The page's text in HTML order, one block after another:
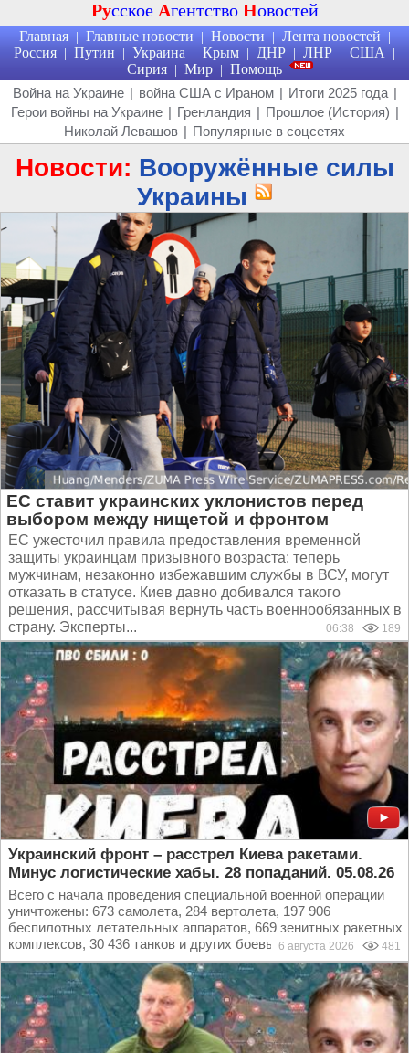
Русское Агентство Новостей
Главная | Главные новости | Новости | Лента новостей |
Россия | Путин | Украина | Крым | ДНР | ЛНР | США |
Сирия | Мир | Помощь
Война на Украине | война США с Ираном | Итоги 2025 года |
Герои войны на Украине | Гренландия | Прошлое (История) |
Николай Левашов | Популярные в соцсетях
Новости: Вооружённые силы
Украины
ЕС ставит украинских уклонистов перед
выбором между нищетой и фронтом
ЕС ужесточил правила предоставления временной
защиты украинцам призывного возраста: теперь
мужчинам, незаконно избежавшим службы в ВСУ, могут
отказать в статусе. Киев давно добивался такого
решения, рассчитывая вернуть часть военнообязанных в
страну. Эксперты...
06:38 189
Украинский фронт – расстрел Киева ракетами.
Минус логистические хабы. 28 попаданий. 05.08.26
Всего с начала проведения специальной военной операции
уничтожены: 673 самолета, 284 вертолета, 197 906
беспилотных летательных аппаратов, 669 зенитных ракетных
комплексов, 30 436 танков и других боевых...6 августа 2026 481